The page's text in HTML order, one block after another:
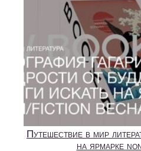
Путешествие в мир
на ярмарке